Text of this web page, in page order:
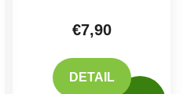
€7,90
DETAIL